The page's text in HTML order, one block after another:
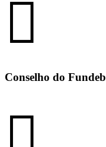
Conselho do Fundeb